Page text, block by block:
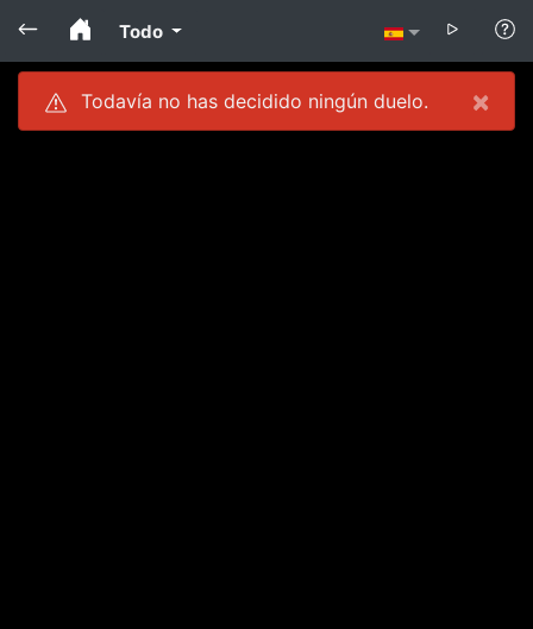
Todo
Todavía no has decidido ningún duelo. ×